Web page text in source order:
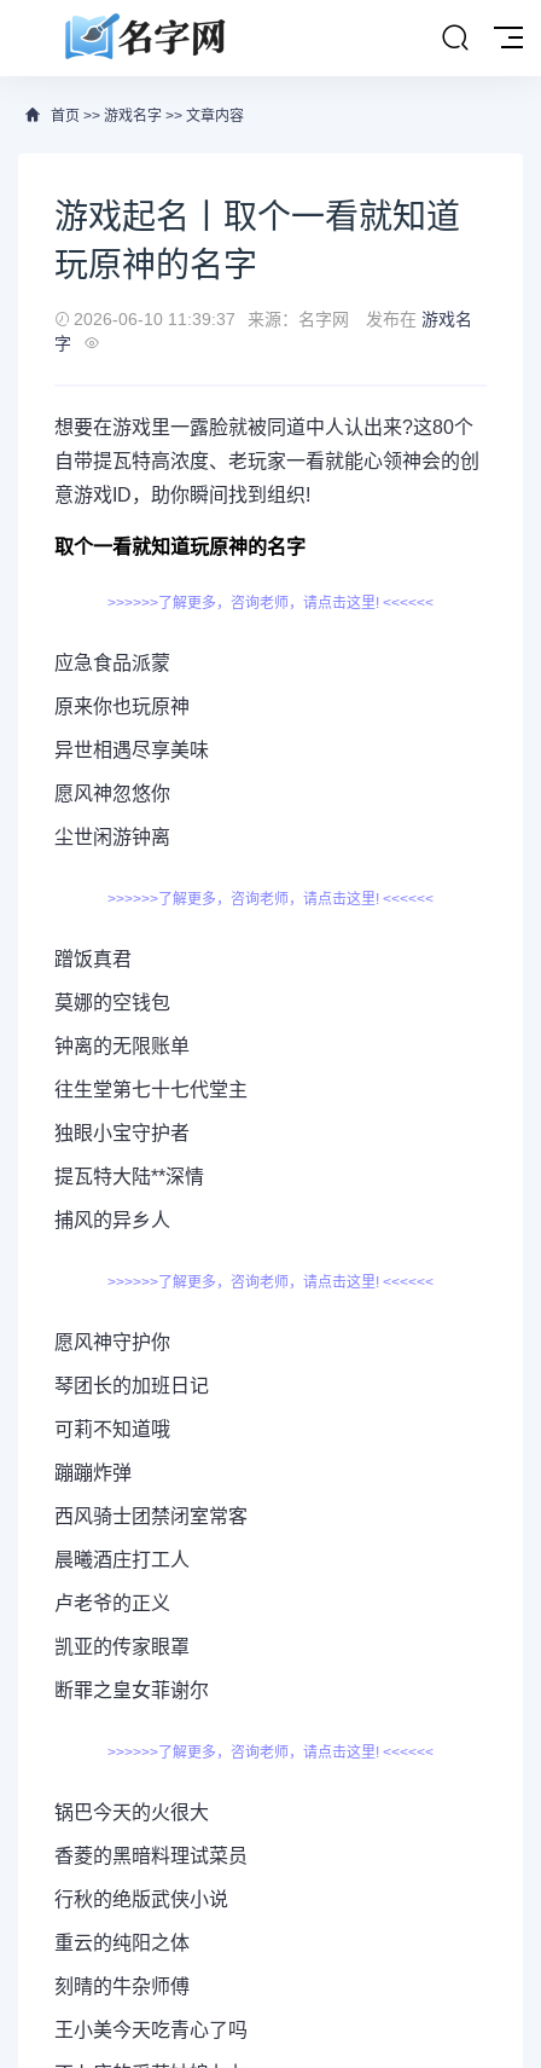
首页 >> 游戏名字 >> 文章内容
游戏起名丨取个一看就知道
玩原神的名字
2026-06-10 11:39:37 来源：名字网 发布在 游戏名
字
想要在游戏里一露脸就被同道中人认出来?这80个
自带提瓦特高浓度、老玩家一看就能心领神会的创
意游戏ID，助你瞬间找到组织!
取个一看就知道玩原神的名字
>>>>>>了解更多，咨询老师，请点击这里! <<<<<<
应急食品派蒙
原来你也玩原神
异世相遇尽享美味
愿风神忽悠你
尘世闲游钟离
>>>>>>了解更多，咨询老师，请点击这里! <<<<<<
蹭饭真君
莫娜的空钱包
钟离的无限账单
往生堂第七十七代堂主
独眼小宝守护者
提瓦特大陆**深情
捕风的异乡人
>>>>>>了解更多，咨询老师，请点击这里! <<<<<<
愿风神守护你
琴团长的加班日记
可莉不知道哦
蹦蹦炸弹
西风骑士团禁闭室常客
晨曦酒庄打工人
卢老爷的正义
凯亚的传家眼罩
断罪之皇女菲谢尔
>>>>>>了解更多，咨询老师，请点击这里! <<<<<<
锅巴今天的火很大
香菱的黑暗料理试菜员
行秋的绝版武侠小说
重云的纯阳之体
刻晴的牛杂师傅
王小美今天吃青心了吗